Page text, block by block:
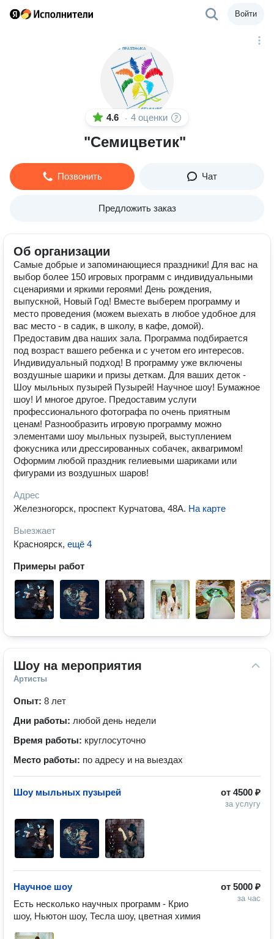
Войти
4.6 · 4 оценки
"Семицветик"
Позвонить Чат
Предложить заказ
Об организации
Самые добрые и запоминающиеся праздники! Для вас на
выбор более 150 игровых программ с индивидуальными
сценариями и яркими героями! День рождения,
выпускной, Новый Год! Вместе выберем программу и
место проведения (можем выехать в любое удобное для
вас место - в садик, в школу, в кафе, домой).
Предоставим два наших зала. Программа подбирается
под возраст вашего ребенка и с учетом его интересов.
Индивидуальный подход! В программу уже включены
воздушные шарики и призы деткам. Для ваших деток -
Шоу мыльных пузырей Пузырей! Научное шоу! Бумажное
шоу! И многое другое. Предоставим услуги
профессионального фотографа по очень приятным
ценам! Разнообразить игровую программу можно
элементами шоу мыльных пузырей, выступлением
фокусника или дрессированных собачек, аквагримом!
Оформим любой праздник гелиевыми шариками или
фигурами из воздушных шаров!
Адрес
Железногорск, проспект Курчатова, 48А. На карте
Выезжает
Красноярск, ещё 4
Примеры работ
Шоу на мероприятия
Артисты
Опыт: 8 лет
Дни работы: любой день недели
Время работы: круглосуточно
Место работы: по адресу и на выездах
от 4500 ₽
за услугу
Шоу мыльных пузырей
от 5000 ₽
за час
Научное шоу
Есть несколько научных программ - Крио
шоу, Ньютон шоу, Тесла шоу, цветная химия